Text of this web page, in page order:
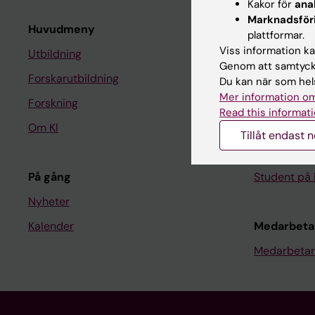
Huvudmeny
Utbildning
Forskarutbildning
Forskning
Om KI
På gång
Nyheter
Kalender
Student
Ladok
Canvas
Schema
Kurs- och
Student på
Kakor för
plattformar.
Viss information
Genom att
Du kan när som
Mer information
Read this
Tillåt endast